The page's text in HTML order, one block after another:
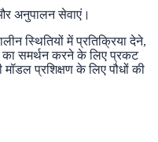
अनुपालन सेवाएं।
स्थितियों में प्रतिक्रिया देने,
का समर्थन करने के लिए प्रकट
मॉडल प्रशिक्षण के लिए पौधों की